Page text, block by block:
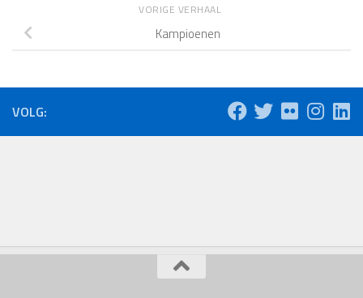
VORIGE VERHAAL
Kampioenen
VOLG: